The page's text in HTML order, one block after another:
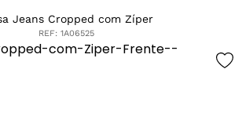
Jeans Cropped com Zíper
REF: 1A06525